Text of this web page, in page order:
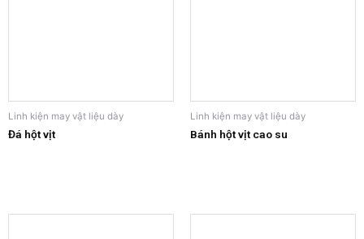
Linh kiện may vật liệu dày
Đá hột vịt
Linh kiện may vật liệu dày
Bánh hột vịt cao su